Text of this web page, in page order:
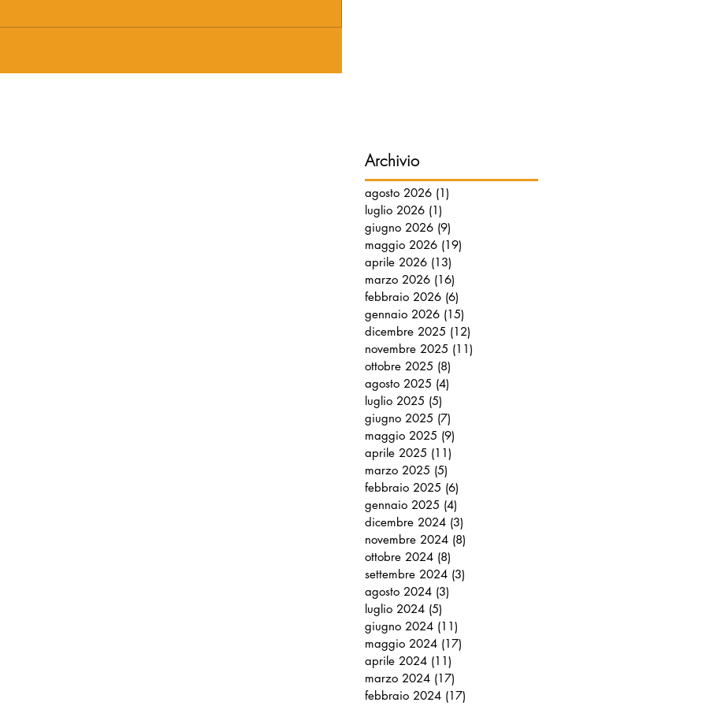
Archivio
agosto 2026 (1)
luglio 2026 (1)
giugno 2026 (9)
maggio 2026 (19)
aprile 2026 (13)
marzo 2026 (16)
febbraio 2026 (6)
gennaio 2026 (15)
dicembre 2025 (12)
novembre 2025 (11)
ottobre 2025 (8)
agosto 2025 (4)
luglio 2025 (5)
giugno 2025 (7)
maggio 2025 (9)
aprile 2025 (11)
marzo 2025 (5)
febbraio 2025 (6)
gennaio 2025 (4)
dicembre 2024 (3)
novembre 2024 (8)
ottobre 2024 (8)
settembre 2024 (3)
agosto 2024 (3)
luglio 2024 (5)
giugno 2024 (11)
maggio 2024 (17)
aprile 2024 (11)
marzo 2024 (17)
febbraio 2024 (17)